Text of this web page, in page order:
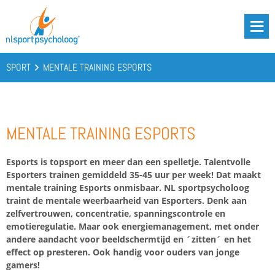
OVER ONS
KENNIS
CONTACT
BOOST YOUR BATTERIES!
SPORT MENTALE TRAINING ESPORTS
MENTALE TRAINING ESPORTS
Esports is topsport en meer dan een spelletje. Talentvolle
Esporters trainen gemiddeld 35-45 uur per week! Dat maakt
mentale training Esports onmisbaar. NL sportpsycholoog
traint de mentale weerbaarheid van Esporters. Denk aan
zelfvertrouwen, concentratie, spanningscontrole en
emotieregulatie. Maar ook energiemanagement, met onder
andere aandacht voor beeldschermtijd en ´zitten´ en het
effect op presteren. Ook handig voor ouders van jonge
gamers!